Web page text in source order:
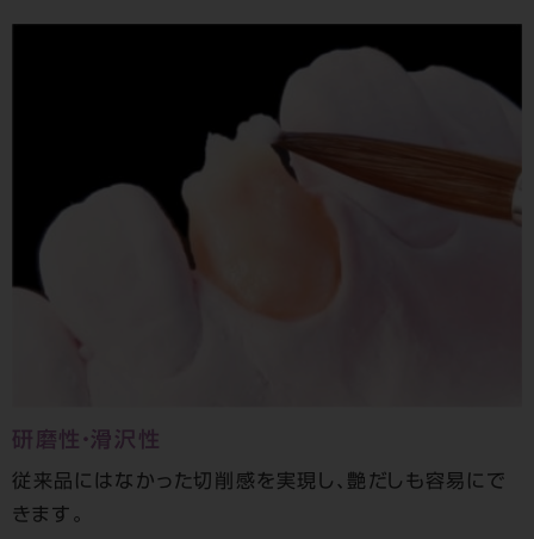
研磨性・滑沢性
従来品にはなかった切削感を実現し、艶だしも容易にで
きます。